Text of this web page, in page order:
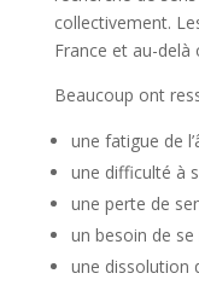
collectivement.
France et au-delà
Beaucoup ont
une fatigue de
une difficulté à
une perte de
un besoin de
une dissolution